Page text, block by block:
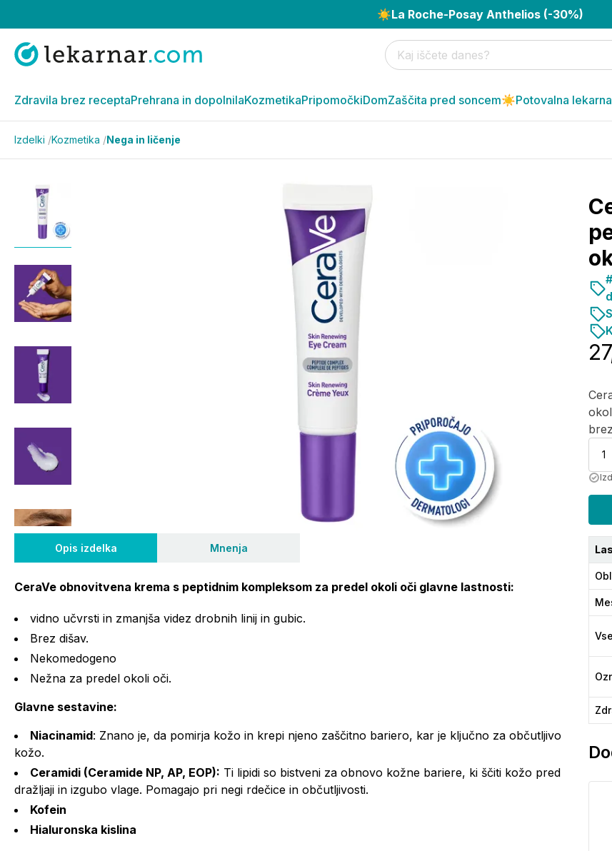
☀️La Roche-Posay Anthelios (-30%)
Zdravila brez receptaPrehrana in dopolnilaKozmetikaPripomočkiDomZaščita pred soncem☀️Potovalna
Izdelki /Kozmetika /Nega in ličenje
Opis izdelka Mnenja
CeraVe obnovitvena krema s peptidnim kompleksom za predel okoli oči glavne lastnosti:
vidno učvrsti in zmanjša videz drobnih linij in gubic.
Brez dišav.
Nekomedogeno
Nežna za predel okoli oči.
Glavne sestavine:
Niacinamid: Znano je, da pomirja kožo in krepi njeno zaščitno bariero, kar je ključno za občutljivo
kožo.
Ceramidi (Ceramide NP, AP, EOP): Ti lipidi so bistveni za obnovo kožne bariere, ki ščiti kožo pred
dražljaji in izgubo vlage. Pomagajo pri negi rdečice in občutljivosti.
Kofein
Hialuronska kislina
1